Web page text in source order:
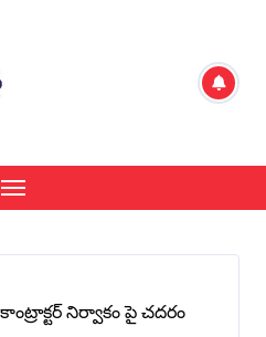
నిర్వాకం పై చదరం